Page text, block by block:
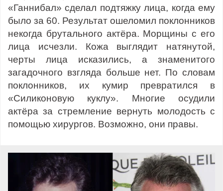
«Ганнибал» сделал подтяжку лица, когда ему
было за 60. Результат ошеломил поклонников
некогда брутального актёра. Морщины с его
лица исчезли. Кожа выглядит натянутой,
черты лица исказились, а знаменитого
загадочного взгляда больше нет. По словам
поклонников, их кумир превратился в
«Силиконовую куклу». Многие осудили
актёра за стремление вернуть молодость с
помощью хирургов. Возможно, они правы.